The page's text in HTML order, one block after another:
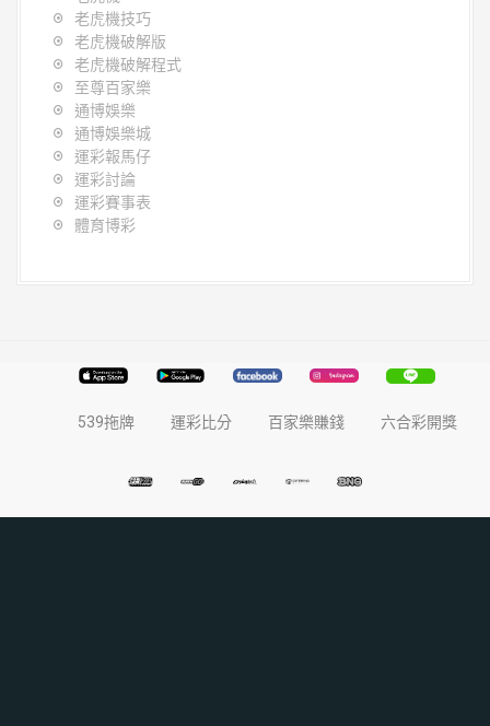
老虎機技巧
老虎機破解版
老虎機破解程式
至尊百家樂
通博娛樂
通博娛樂城
運彩報馬仔
運彩討論
運彩賽事表
體育博彩
539拖牌 運彩比分 百家樂賺錢 六合彩開獎